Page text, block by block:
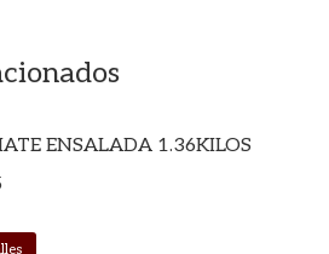
ENSALADA 1.36KILOS